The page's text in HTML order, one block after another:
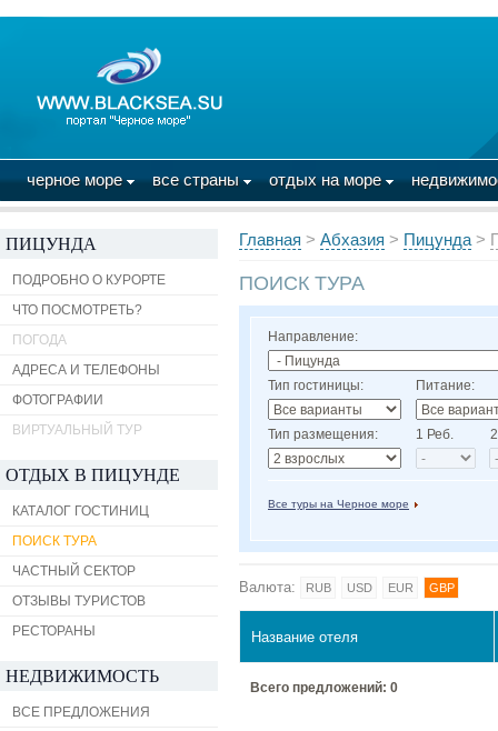
черное море все страны отдых на море
ПИЦУНДА
ПОДРОБНО О КУРОРТЕ
ЧТО ПОСМОТРЕТЬ?
ПОГОДА
АДРЕСА И ТЕЛЕФОНЫ
ФОТОГРАФИИ
ВИРТУАЛЬНЫЙ ТУР
ОТДЫХ В ПИЦУНДЕ
КАТАЛОГ ГОСТИНИЦ
ПОИСК ТУРА
ЧАСТНЫЙ СЕКТОР
ОТЗЫВЫ ТУРИСТОВ
РЕСТОРАНЫ
НЕДВИЖИМОСТЬ
ВСЕ ПРЕДЛОЖЕНИЯ
Главная > Абхазия > Пицунда >
ПОИСК ТУРА
Направление:
Тип гостиницы: Питание:
Тип размещения: 1 Реб.
Все туры на Черное море
Валюта: RUB USD EUR GBP
Название отеля
Всего предложений: 0